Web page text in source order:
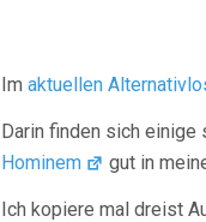
Im aktuellen
Darin finden sich einige
Hominem
gut in
Ich kopiere mal dreist